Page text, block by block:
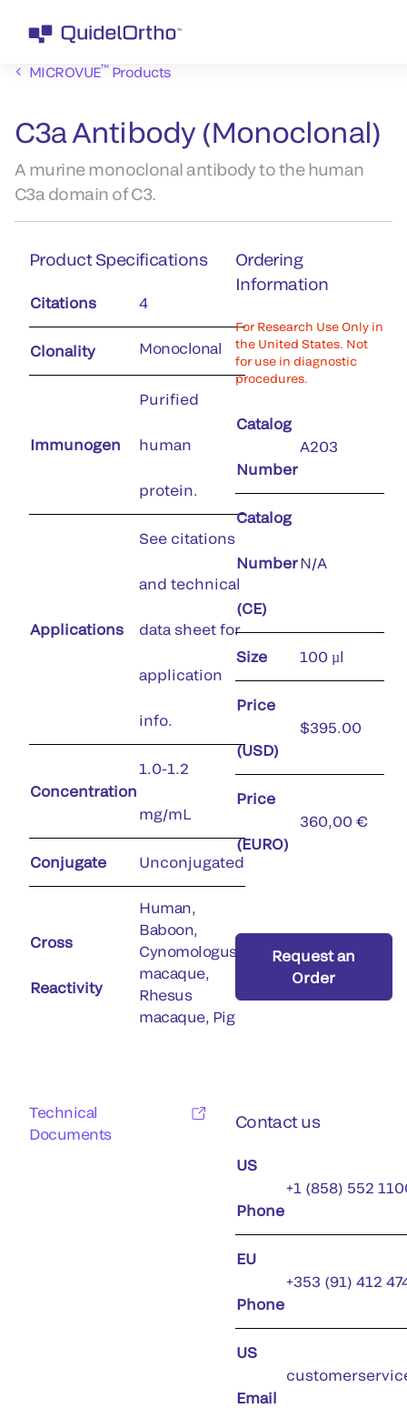
MICROVUE™Products
C3a Antibody (Monoclonal)
A murine monoclonal antibody to the human
C3a domain of C3.
Product Specifications
Citations 4
Clonality Monoclonal
Immunogen
Purified
human
protein.
Applications
See citations
and technical
data sheet for
application
info.
Concentration
1.0-1.2
mg/mL
Conjugate Unconjugated
Cross
Reactivity
Human,
Baboon,
Cynomologus
macaque,
Rhesus
macaque, Pig
Technical
Documents
Ordering
Information
For Research Use Only in
the United States. Not
for use in diagnostic
procedures.
Catalog
Number
A203
Catalog
Number
(CE)
N/A
Size 100 µl
Price
(USD)
$395.00
Price
(EURO)
360,00 €
Request an
Order
Contact us
US
Phone
+1 (858) 552
EU
Phone
+353 (91) 412
US
Email